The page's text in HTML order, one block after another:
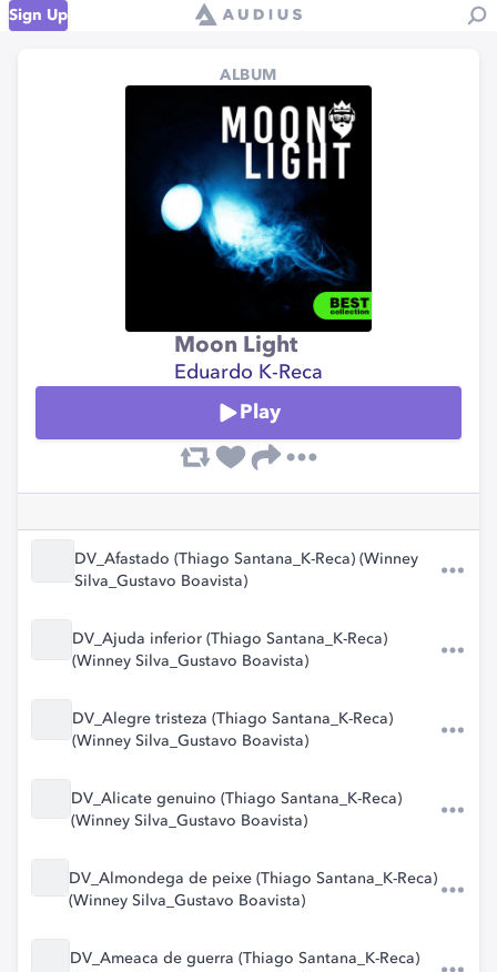
Sign Up
ALBUM
Moon Light
Eduardo K-Reca
Play
DV_Afastado (Thiago Santana_K-Reca) (Winney
Silva_Gustavo Boavista)
DV_Ajuda inferior (Thiago Santana_K-Reca)
(Winney Silva_Gustavo Boavista)
DV_Alegre tristeza (Thiago Santana_K-Reca)
(Winney Silva_Gustavo Boavista)
DV_Alicate genuino (Thiago Santana_K-Reca)
(Winney Silva_Gustavo Boavista)
DV_Almondega de peixe (Thiago Santana_K-Reca)
(Winney Silva_Gustavo Boavista)
DV_Ameaca de guerra (Thiago Santana_K-Reca)